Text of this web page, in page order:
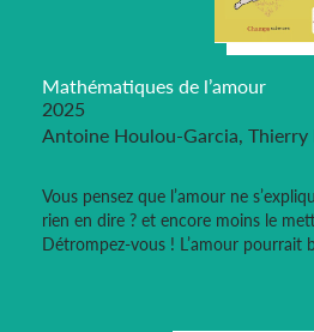
Mathématiques de l’amour
2025
Antoine Houlou-Garcia, Thierry
Vous pensez que l’amour ne
rien en dire ? et encore moins le
Détrompez-vous ! L’amour pourrait